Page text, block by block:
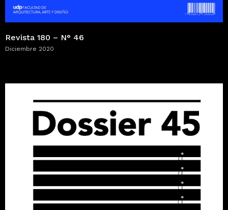
Revista 180 – N° 46
Diciembre 2020